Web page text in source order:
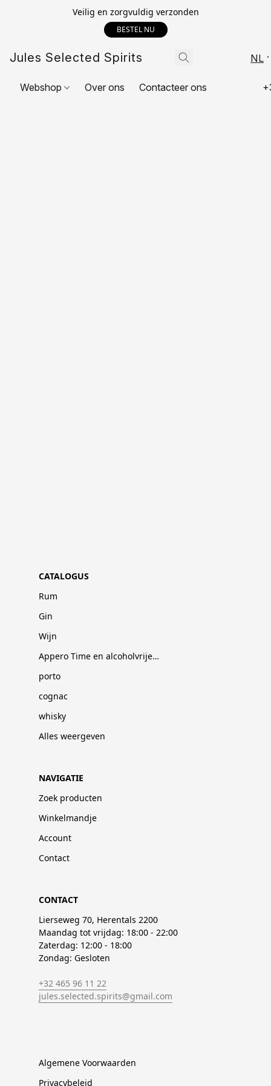
Veilig en zorgvuldig verzonden
BESTEL NU
Jules Selected Spirits NL
Webshop Over ons Contacteer ons
CATALOGUS
Rum
Gin
Wijn
Appero Time en alcoholvrije dranken
porto
cognac
whisky
Alles weergeven
NAVIGATIE
Zoek producten
Winkelmandje
Account
Contact
CONTACT
Lierseweg 70, Herentals 2200
Maandag tot vrijdag: 18:00 - 22:00
Zaterdag: 12:00 - 18:00
Zondag: Gesloten
+32 465 96 11 22
jules.selected.spirits@gmail.com
Algemene Voorwaarden
Privacybeleid